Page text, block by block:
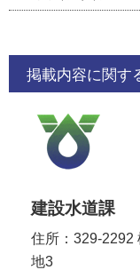
掲載内容に関す
建設水道課
住所：329-2292
地3